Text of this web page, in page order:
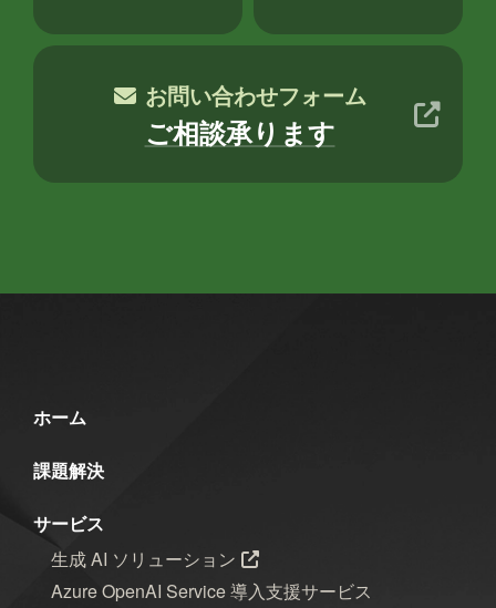
お問い合わせフォーム
ご相談承ります
ホーム
課題解決
サービス
生成 AI ソリューション
Azure OpenAI Service 導入支援サービス